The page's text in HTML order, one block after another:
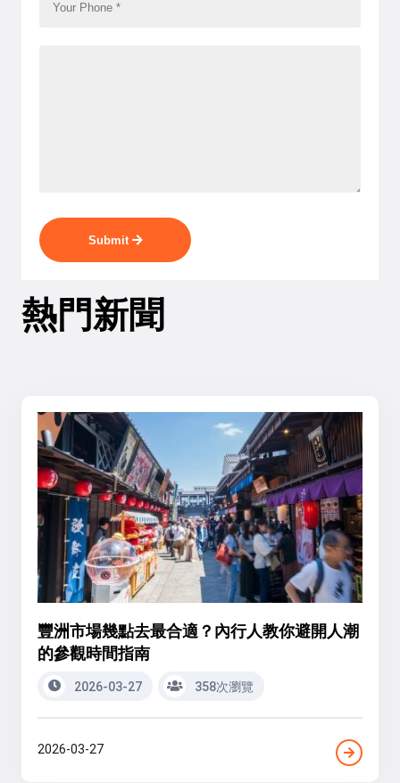
Submit
熱門新聞
豐洲市場幾點去最合適？內行人教你避開人潮
的參觀時間指南
2026-03-27 358次瀏覽
2026-03-27